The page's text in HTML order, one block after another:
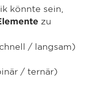
könnte sein,
zu
/ langsam)
/ ternär)